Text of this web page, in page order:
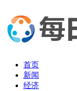
首页
新闻
经济